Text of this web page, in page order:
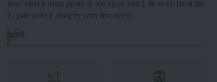
संस्था आवेदन के पश्चात इस बात की जाँच पड़ताल करती है, कि यह बात कितनी ठीक
है। इसके उपरांत ही जीआई टैग प्रदान किया जाता है।